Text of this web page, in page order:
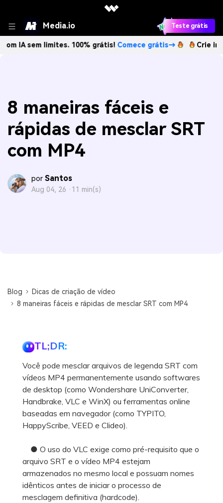
Media.io Teste grátis
limites. 100% grátis!Comece grátis→ Crie imagens
8 maneiras fáceis e
rápidas de mesclar SRT
com MP4
por Santos
Aug 04, 26 · 11 min(s)
Blog
Dicas de criação de vídeo
8 maneiras fáceis e rápidas de mesclar SRT com MP4
TL;DR:
Você pode mesclar arquivos de legenda SRT com
vídeos MP4 permanentemente usando softwares
de desktop (como Wondershare UniConverter,
Handbrake, VLC e WinX) ou ferramentas online
baseadas em navegador (como TYPITO,
HappyScribe, VEED e Clideo).
● O uso do VLC exige como pré-requisito que o
arquivo SRT e o vídeo MP4 estejam
armazenados no mesmo local e possuam nomes
idênticos antes de iniciar o processo de
mesclagem definitiva (hardcode).